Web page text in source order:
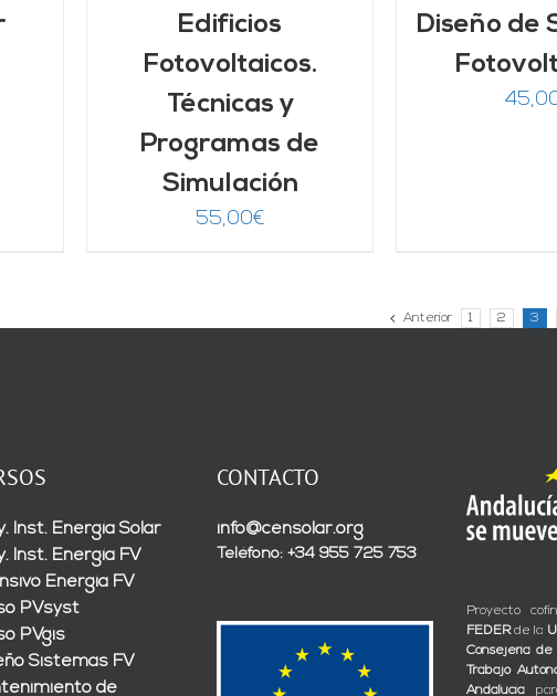
Edificios
Fotovoltaicos.
Técnicas y
Programas de
Simulación
55,00€
Diseño de
Anterior 1 2 3
Inst. Energía Solar
Inst. Energía FV
Energía FV
PVsyst
PVgis
Sistemas FV
de
CONTACTO
info@censolar.org
Teléfono: +34 955 725 753
Proyecto
FEDERde la
Consejería de
Trabajo
Andalucía